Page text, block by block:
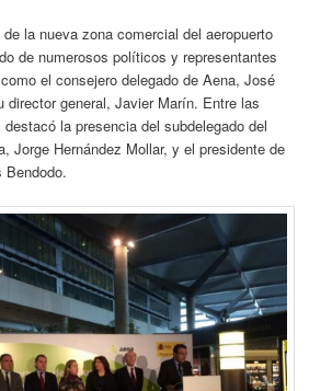
la nueva zona comercial del aeropuerto
de numerosos políticos y representantes
el consejero delegado de Aena, José
director general, Javier Marín. Entre las
la presencia del subdelegado del
Jorge Hernández Mollar, y el presidente de